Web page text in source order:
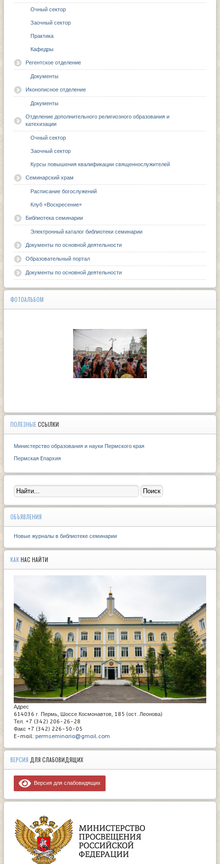
Очный сектор
Заочный сектор
Практика
Кафедры
Регентское отделение
Документы
Иконописное отделение
Документы
Отделение дополнительного религиозного образования и
катехизации
Очный сектор
Заочный сектор
Курсы повышения квалификации священнослужителей
Семинарский храм
Расписание богослужений
Клуб «Воскресение»
Библиотека семинарии
Электронный каталог библиотеки семинарии
Документы по основной деятельности
Образовательный портал
Документы по основной деятельности
ФОТОАЛЬБОМ
ПОЛЕЗНЫЕССЫЛКИ
Министерство образования и науки Пермского края
Пермская Eпархия
ОБЪЯВЛЕНИЯ
Новые журналы в библиотеке семинарии
КАКНАС НАЙТИ
Адрес
614036 г. Пермь, Шоссе Космонавтов, 185 (ост. Леонова)
Тел. +7 (342) 206-26-28
Факс +7 (342) 226-50-05
E-mail: permseminaria@gmail.com
ВЕРСИЯ ДЛЯ СЛАБОВИДЯЩИХ
Версия для слабовидящих